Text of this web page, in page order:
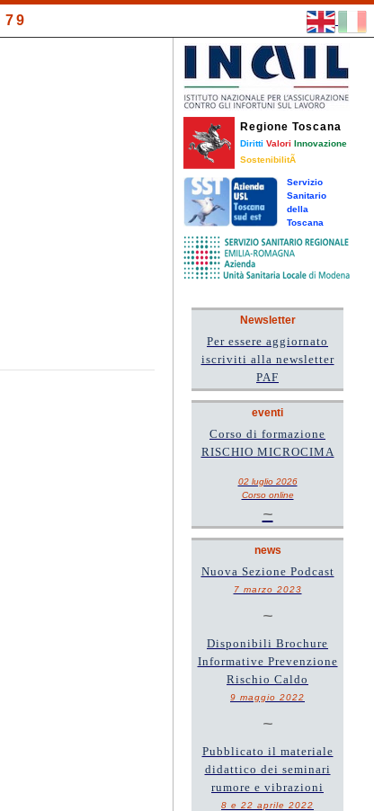
79
Regione Toscana
Diritti Valori Innovazione
SostenibilitÃ
Servizio
Sanitario
della
Toscana
Newsletter
Per essere aggiornato
iscriviti alla newsletter
PAF
eventi
Corso di formazione
RISCHIO MICROCIMA
02 luglio 2026
Corso online
~
news
Nuova Sezione Podcast
7 marzo 2023
~
Disponibili Brochure
Informative Prevenzione
Rischio Caldo
9 maggio 2022
~
Pubblicato il materiale
didattico dei seminari
rumore e vibrazioni
8 e 22 aprile 2022